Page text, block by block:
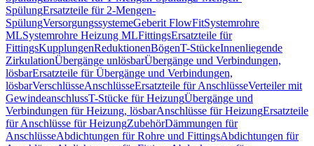
SpülungErsatzteile für 2-Mengen-
SpülungVersorgungssystemeGeberit FlowFitSystemrohre
MLSystemrohre Heizung MLFittingsErsatzteile für
FittingsKupplungenReduktionenBögenT-StückeInnenliegende
ZirkulationÜbergänge unlösbarÜbergänge und Verbindungen,
lösbarErsatzteile für Übergänge und Verbindungen,
lösbarVerschlüsseAnschlüsseErsatzteile für AnschlüsseVerteiler mit
GewindeanschlussT-Stücke für HeizungÜbergänge und
Verbindungen für Heizung, lösbarAnschlüsse für HeizungErsatzteile
für Anschlüsse für HeizungZubehörDämmungen für
AnschlüsseAbdichtungen für Rohre und FittingsAbdichtungen für